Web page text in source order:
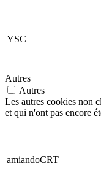
YSC
Autres
Autres
Les autres cookies non
et qui n'ont pas encore
amiandoCRT